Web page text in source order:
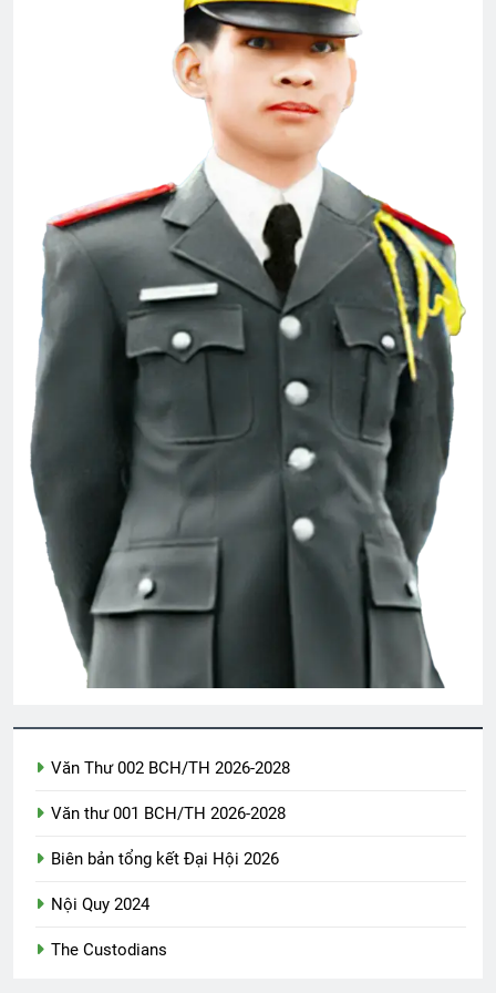
CÓ MỘT TÌNH YÊU ĐẸP NHƯ SON
3 Years Ago
SỐNG LÀ PHỤC VỤ (Rabindranath
Tagore)
3 Years Ago
MÙA XUÂN, NGHĨ VỀ DALAT
3 Years Ago
Phóng Sự Vùng IV
2 Years Ago
Bản thảo TVBQGVN theo dòng lịch sử
6 Months Ago
Tình Anh Lính Chiến
CŨNG BỞI EM MẶC CHIẾC ÁO BÀ BA
3 Years Ago
2 Years Ago
ĐÔI MẮT (The eyes)
Văn Thư 002 BCH/TH 2026-2028
Văn thư 001 BCH/TH 2026-2028
Biên bản tổng kết Đại Hội 2026
Nội Quy 2024
The Custodians